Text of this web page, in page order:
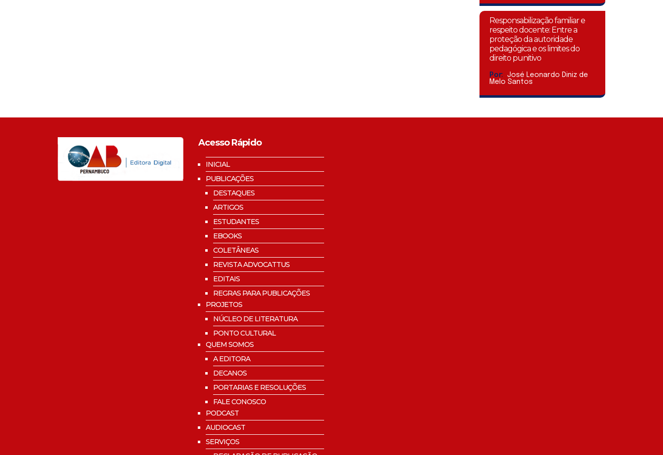
Responsabilização familiar e
respeito docente: Entre a
proteção da autoridade
pedagógica e os limites do
direito punitivo
Por:
José Leonardo Diniz de
Melo Santos
Acesso Rápido
INICIAL
PUBLICAÇÕES
DESTAQUES
ARTIGOS
ESTUDANTES
EBOOKS
COLETÂNEAS
REVISTA ADVOCATTUS
EDITAIS
REGRAS PARA PUBLICAÇÕES
PROJETOS
NÚCLEO DE LITERATURA
PONTO CULTURAL
QUEM SOMOS
A EDITORA
DECANOS
PORTARIAS E RESOLUÇÕES
FALE CONOSCO
PODCAST
AUDIOCAST
SERVIÇOS